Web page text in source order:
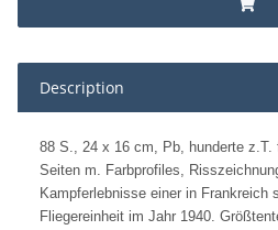
Description
88 S., 24 x 16 cm, Pb, hunderte z.T.
Seiten m. Farbprofiles,
Kampferlebnisse einer in Frankreich
Fliegereinheit im Jahr 1940.